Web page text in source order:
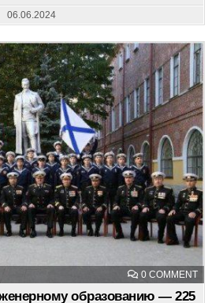
06.06.2024
0 COMMENT
образованию — 225